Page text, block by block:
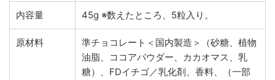
内容量 45g ※数えたところ、5粒入り。
原材料
準チョコレート＜国内製造＞（砂糖、植物
油脂、ココアパウダー、カカオマス、乳
糖）、FDイチゴ／乳化剤、香料、（一部